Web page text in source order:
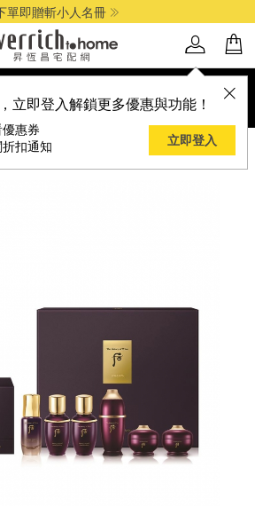
單即贈斬小人名冊
立即登入解鎖更多優惠與功能！
優惠券
折扣通知
立即登入
品牌選單